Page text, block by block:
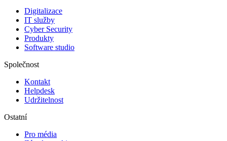
Digitalizace
IT služby
Cyber Security
Produkty
Software studio
Společnost
Kontakt
Helpdesk
Udržitelnost
Ostatní
Pro média